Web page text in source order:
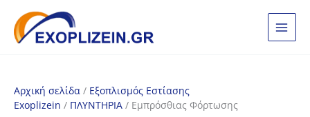
στο
περιεχόμενο
Αρχική σελίδα / Εξοπλισμός Εστίασης
Exoplizein / ΠΛΥΝΤΗΡΙΑ / Εμπρόσθιας Φόρτωσης